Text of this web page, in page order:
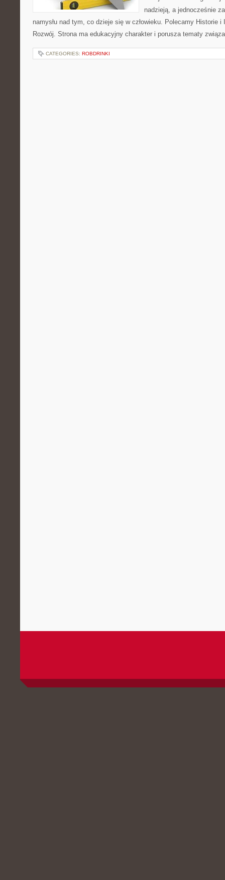
nadzieją, a jednocześnie
namysłu nad tym, co dzieje się w człowieku. Polecamy Historie
Rozwój. Strona ma edukacyjny charakter i porusza tematy
CATEGORIES: ROBDRINKI